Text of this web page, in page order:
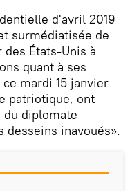
d'avril 2019
surmédiatisée de
États-Unis à
quant à ses
mardi 15 janvier
patriotique, ont
diplomate
inavoués».